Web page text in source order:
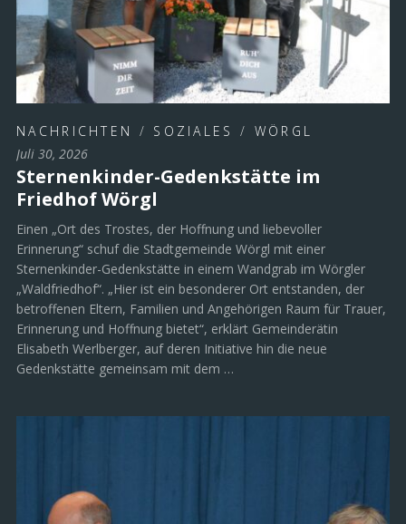
NACHRICHTEN / SOZIALES / WÖRGL
Juli 30, 2026
Sternenkinder-Gedenkstätte im
Friedhof Wörgl
Einen „Ort des Trostes, der Hoffnung und liebevoller
Erinnerung“ schuf die Stadtgemeinde Wörgl mit einer
Sternenkinder-Gedenkstätte in einem Wandgrab im Wörgler
„Waldfriedhof“. „Hier ist ein besonderer Ort entstanden, der
betroffenen Eltern, Familien und Angehörigen Raum für Trauer,
Erinnerung und Hoffnung bietet“, erklärt Gemeinderätin
Elisabeth Werlberger, auf deren Initiative hin die neue
Gedenkstätte gemeinsam mit dem …